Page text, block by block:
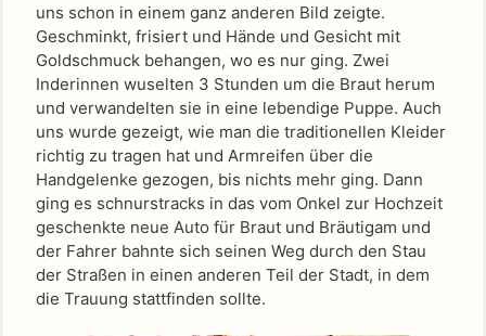
uns schon in einem ganz anderen Bild zeigte.
Geschminkt, frisiert und Hände und Gesicht mit
Goldschmuck behangen, wo es nur ging. Zwei
Inderinnen wuselten 3 Stunden um die Braut herum
und verwandelten sie in eine lebendige Puppe. Auch
uns wurde gezeigt, wie man die traditionellen Kleider
richtig zu tragen hat und Armreifen über die
Handgelenke gezogen, bis nichts mehr ging. Dann
ging es schnurstracks in das vom Onkel zur Hochzeit
geschenkte neue Auto für Braut und Bräutigam und
der Fahrer bahnte sich seinen Weg durch den Stau
der Straßen in einen anderen Teil der Stadt, in dem
die Trauung stattfinden sollte.